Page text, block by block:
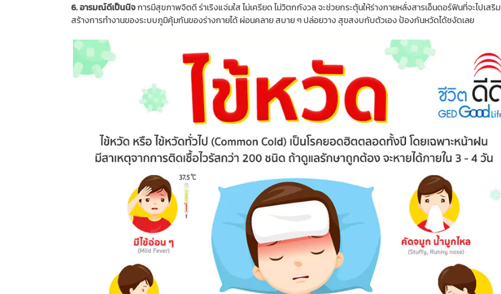
6. อารมณ์ดีเป็นนิจการมีสุขภาพจิตดี ร่าเริงแจ่มใส ไม่เครียด ไม่วิตกกังวล จะช่วยกระตุ้นให้ร่างกายหลั่งสารเอ็นดอร์ฟินที่จะไปเสริม
สร้างการทำงานของระบบภูมิคุ้มกันของร่างกายได้ ผ่อนคลาย สบาย ๆ ปล่อยวาง สุขสงบกับตัวเอง ป้องกันหวัดได้ชงัดเลย